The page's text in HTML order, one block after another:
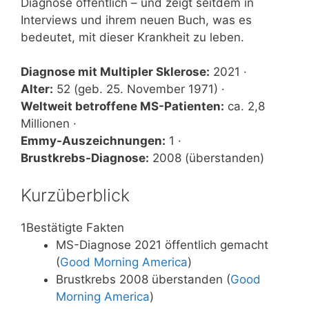
Interviews und ihrem neuen Buch, was es
bedeutet, mit dieser Krankheit zu leben.
Diagnose mit Multipler Sklerose: 2021 ·
Alter: 52 (geb. 25. November 1971) ·
Weltweit betroffene MS-Patienten: ca. 2,8
Millionen ·
Emmy-Auszeichnungen: 1 ·
Brustkrebs-Diagnose: 2008 (überstanden)
Kurzüberblick
1Bestätigte Fakten
MS-Diagnose 2021 öffentlich gemacht
(Good Morning America)
Brustkrebs 2008 überstanden (Good
Morning America)